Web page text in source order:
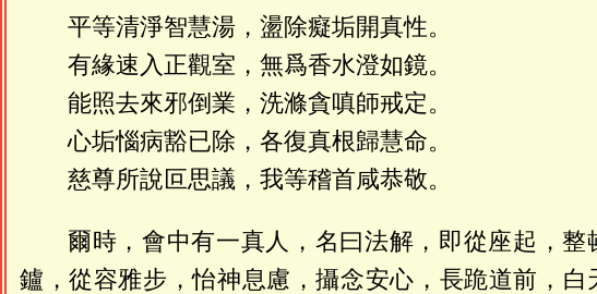
平等清淨智慧湯，盪除癡垢開真性。
有緣速入正觀室，無爲香水澄如鏡。
能照去來邪倒業，洗滌貪嗔師戒定。
心垢惱病豁已除，各復真根歸慧命。
慈尊所說叵思議，我等稽首咸恭敬。
爾時，會中有一真人，名曰法解，即從座起，整
鑪，從容雅步，怡神息慮，攝念安心，長跪道前，白